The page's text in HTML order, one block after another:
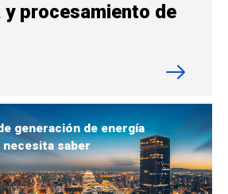
procesamiento de
generación de energía
saber